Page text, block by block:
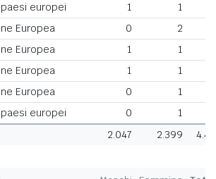
europei 1
1
Europea 0
2
Europea 1
1
Europea 1
1
Europea 0
1
europei 0
1
2.047 2.399